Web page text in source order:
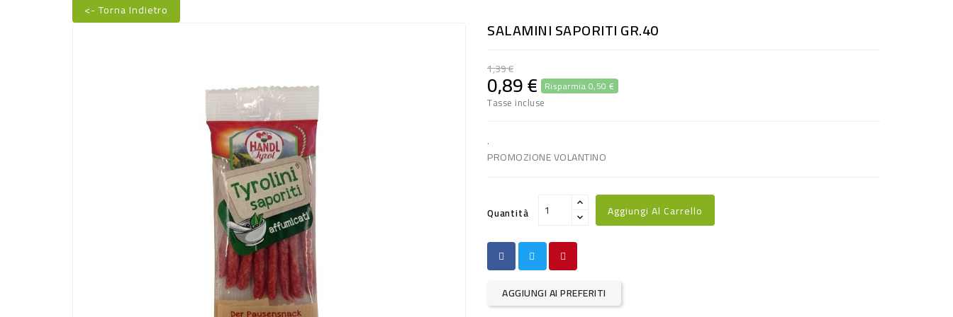
<- Torna Indietro
SALAMINI SAPORITI GR.40
1,39 €
0,89 € Risparmia 0,50 €
Tasse incluse
.
PROMOZIONE VOLANTINO
Quantità Aggiungi Al Carrello
AGGIUNGI AI PREFERITI